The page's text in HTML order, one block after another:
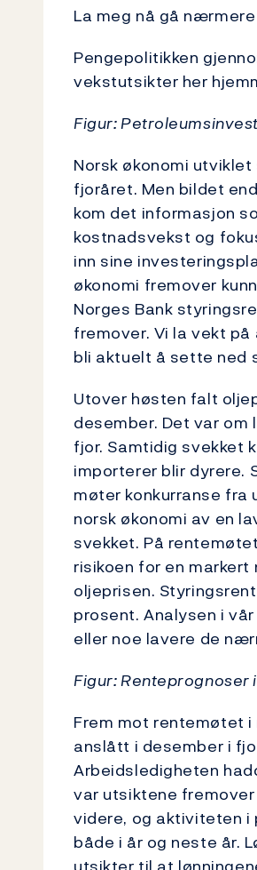
La meg nå gå
Pengepolitikken
vekstutsikter her
Figur:
Norsk økonomi
fjoråret. Men bildet
kom det informasjon
kostnadsvekst og
inn sine
økonomi fremover
Norges Bank
fremover. Vi la vekt
bli aktuelt å sette ned
Utover høsten falt
desember. Det var
fjor. Samtidig svekket
importerer blir dyrere.
møter konkurranse fra
norsk økonomi av en
svekket. På
risikoen for en
oljeprisen.
prosent. Analysen i
eller noe lavere de
Figur: Renteprognoser
Frem mot rentemøtet
anslått i desember i
Arbeidsledigheten
var utsiktene
videre, og aktiviteten
både i år og neste år.